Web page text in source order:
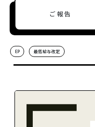
ご報告
EP 最低給与改定